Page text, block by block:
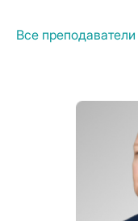
Все преподаватели